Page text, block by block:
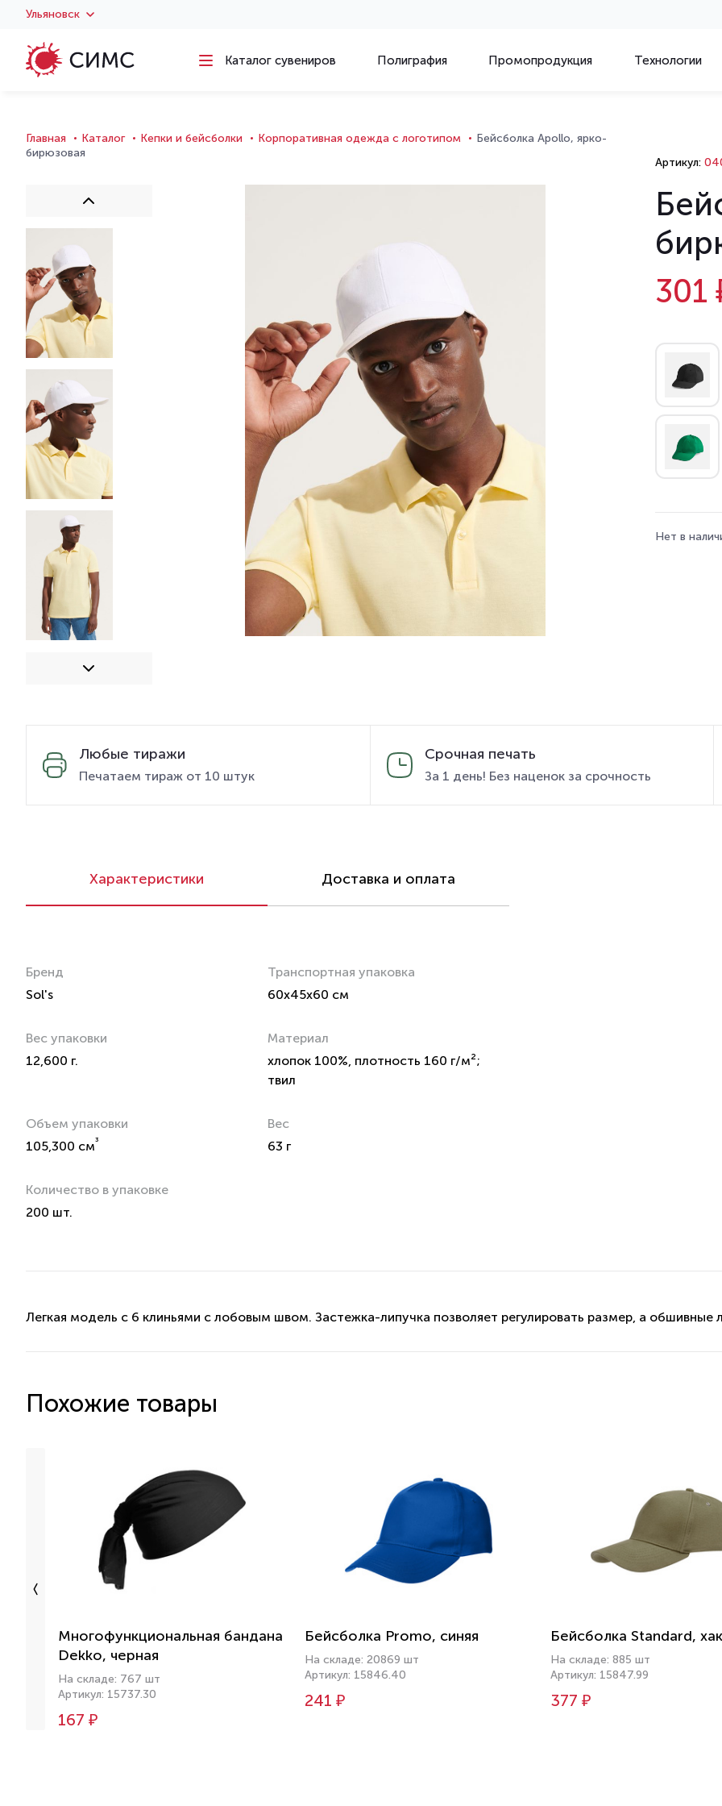
Ульяновск
Каталог сувениров Полиграфия Промопродукция Технологии
Главная Каталог Кепки и бейсболки Корпоративная одежда с логотипом
Бейсболка Apollo, ярко-
бирюзовая
Артикул:
301
Нет в
Любые тиражи
Печатаем тираж от 10 штук
Срочная печать
За 1 день! Без наценок за срочность
Характеристики Доставка и оплата
Бренд
Sol's
Транспортная упаковка
60x45x60 см
Вес упаковки
12,600 г.
Материал
хлопок 100%, плотность 160 г/м²;
твил
Объем упаковки
105,300 см³
Вес
63 г
Количество в упаковке
200 шт.
Легкая модель с 6 клиньями с лобовым швом. Застежка-липучка позволяет регулировать размер, а
Похожие товары
Многофункциональная бандана
Dekko, черная
На складе: 767 шт
Артикул: 15737.30
167 ₽
Бейсболка Promo, синяя
На складе: 20869 шт
Артикул: 15846.40
241 ₽
Бейсболка Standard,
На складе: 885 шт
Артикул: 15847.99
377 ₽